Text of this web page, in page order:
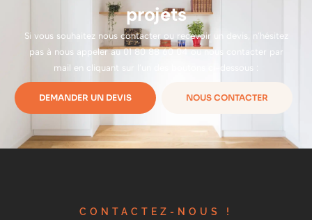
projets
Si vous souhaitez nous contacter ou recevoir un devis, n’hésitez
pas à nous appeler au 01 80 88 60 04 ou nous contacter par
mail en cliquant sur l’un des boutons ci-dessous :
DEMANDER UN DEVIS NOUS CONTACTER
CONTACTEZ-NOUS !